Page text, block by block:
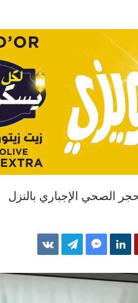
الصحي الإجباري بالنزل